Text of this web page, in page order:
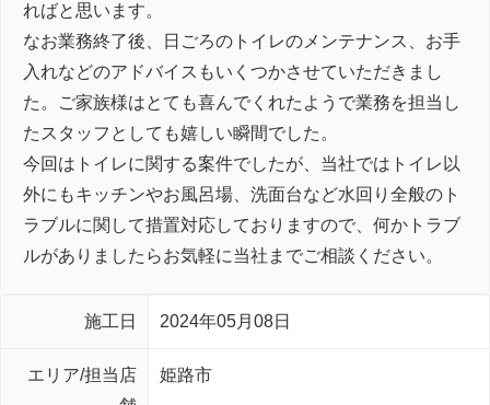
ればと思います。
なお業務終了後、日ごろのトイレのメンテナンス、お手
入れなどのアドバイスもいくつかさせていただきまし
た。ご家族様はとても喜んでくれたようで業務を担当し
たスタッフとしても嬉しい瞬間でした。
今回はトイレに関する案件でしたが、当社ではトイレ以
外にもキッチンやお風呂場、洗面台など水回り全般のト
ラブルに関して措置対応しておりますので、何かトラブ
ルがありましたらお気軽に当社までご相談ください。
施工日 2024年05月08日
エリア/担当店
姫路市